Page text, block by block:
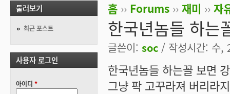
현재 위치
홈 ›› Forums ›› 재미 ›› 자
한국년놈들 하는
글쓴이: soc / 작성시간: 수
한국년놈들 하는꼴 보면
그냥 팍 고꾸라져 버리라
둘러보기
최근 포스트
사용자 로그인
아이디 *